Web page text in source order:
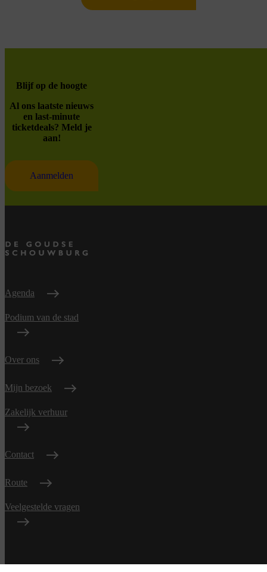
Blijf op de hoogte
Al ons laatste nieuws
en last-minute
ticketdeals? Meld je
aan!
Aanmelden
Agenda
Podium van de stad
Over ons
Mijn bezoek
Zakelijk verhuur
Contact
Route
Veelgestelde vragen